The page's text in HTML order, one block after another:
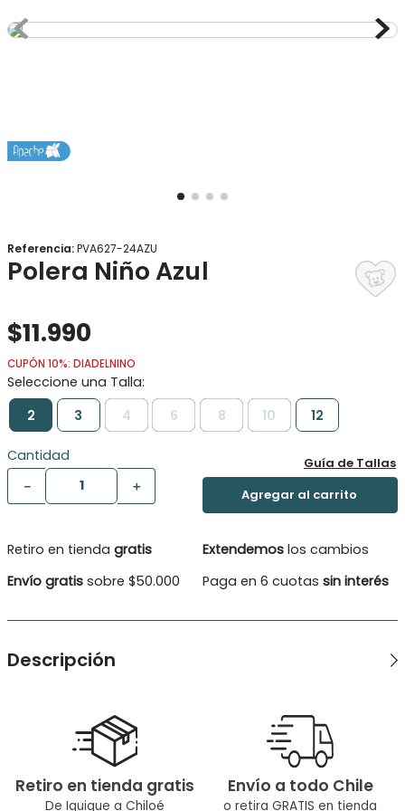
Referencia:PVA627-24AZU
Polera Niño Azul
$11.990
CUPÓN 10%: DIADELNINO
2 3 4 6 8 10 12
Cantidad
＋
－
Guía de Tallas
Retiro en tienda gratis
Envío gratis sobre $50.000
Extendemos los cambios
Paga en 6 cuotas sin interés
Descripción
Tipo de producto: Polera
Ocasión: Casual
Retiro en tienda gratis
De Iquique a Chiloé
Envío a todo Chile
o retira GRATIS en tienda
9.
panty